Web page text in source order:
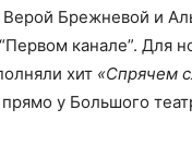
Брежневой и
канале”. Для
хит «Спрячем
прямо у Большого